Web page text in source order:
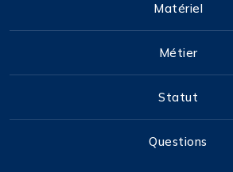
Matériel
Métier
Statut
Questions